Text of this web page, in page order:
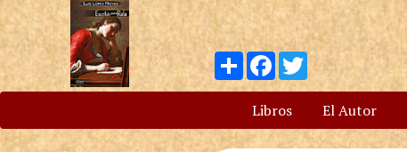
Compartir
Facebook
Twitter
Libros El Autor